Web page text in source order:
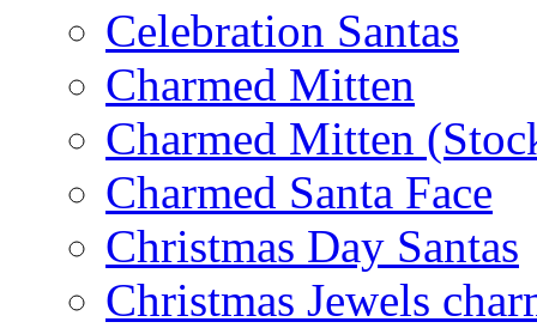
Celebration Santas
Charmed Mitten
Charmed Mitten
Charmed Santa Face
Christmas Day Santas
Christmas Jewels